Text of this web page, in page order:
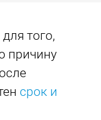
того,
причину
срок и